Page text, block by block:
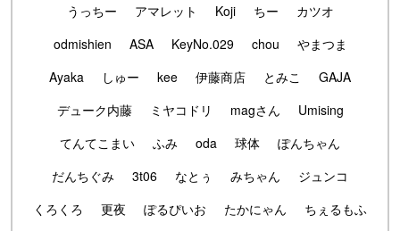
うっちー アマレット Koji ちー
カツオ
odmishien
ASA KeyNo.029 chou
やまつま
Ayaka
しゅー kee 伊藤商店 とみこ
GAJA
デューク内藤
ミヤコドリ magさん
Umising
てんてこまい
ふみ oda 球体
ぽんちゃん
だんちぐみ
3t06 なとぅ みちゃん
ジュンコ
くろくろ
更夜 ぽるぴいお たかにゃん
ちぇるもふ